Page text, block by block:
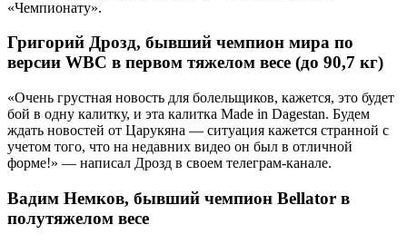
«Чемпионату».
Григорий Дрозд, бывший чемпион мира по
версии WBC в первом тяжелом весе (до 90,7 кг)
«Очень грустная новость для болельщиков, кажется, это будет
бой в одну калитку, и эта калитка Made in Dagestan. Будем
ждать новостей от Царукяна — ситуация кажется странной с
учетом того, что на недавних видео он был в отличной
форме!» — написал Дрозд в своем телеграм-канале.
Вадим Немков, бывший чемпион Bellator в
полутяжелом весе